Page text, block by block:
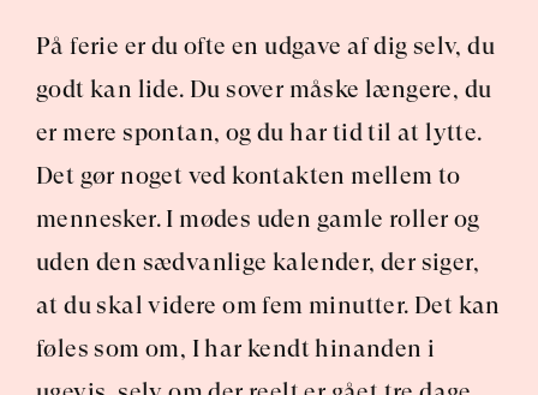
På ferie er du ofte en udgave af dig selv, du
godt kan lide. Du sover måske længere, du
er mere spontan, og du har tid til at lytte.
Det gør noget ved kontakten mellem to
mennesker. I mødes uden gamle roller og
uden den sædvanlige kalender, der siger,
at du skal videre om fem minutter. Det kan
føles som om, I har kendt hinanden i